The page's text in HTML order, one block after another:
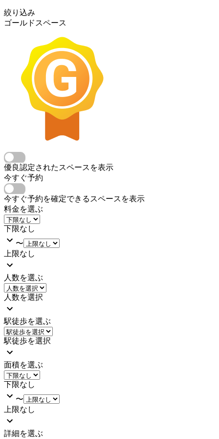
絞り込み
ゴールドスペース
優良認定されたスペースを表示
今すぐ予約
今すぐ予約を確定できるスペースを表示
料金を選ぶ
下限なし
〜
上限なし
人数を選ぶ
人数を選択
駅徒歩を選ぶ
駅徒歩を選択
面積を選ぶ
下限なし
〜
上限なし
詳細を選ぶ